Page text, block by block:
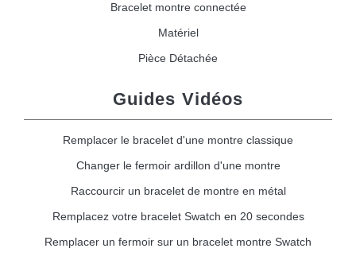
Bracelet montre connectée
Matériel
Pièce Détachée
Guides Vidéos
Remplacer le bracelet d'une montre classique
Changer le fermoir ardillon d'une montre
Raccourcir un bracelet de montre en métal
Remplacez votre bracelet Swatch en 20 secondes
Remplacer un fermoir sur un bracelet montre Swatch